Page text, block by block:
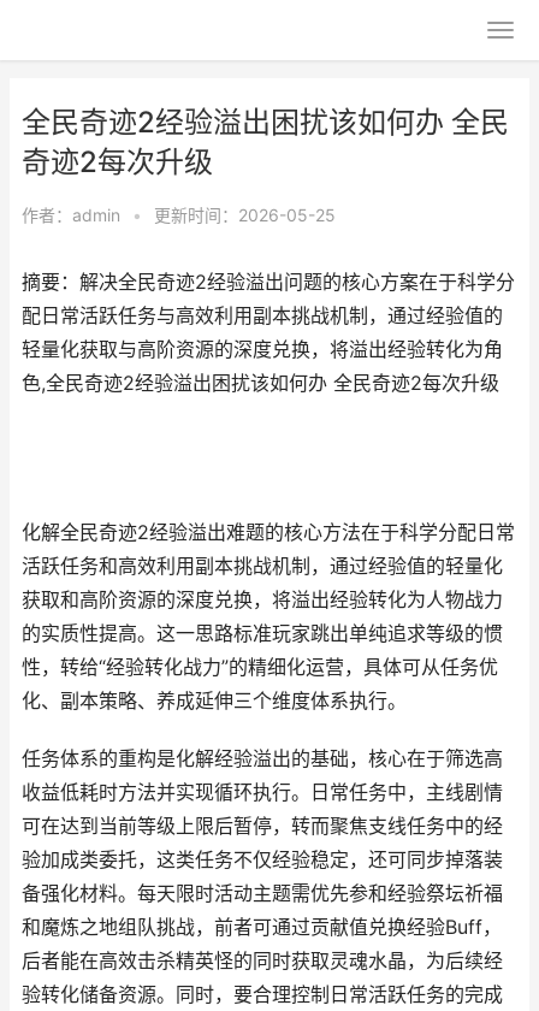
全民奇迹2经验溢出困扰该如何办 全民
奇迹2每次升级
作者： admin • 更新时间：2026-05-25
摘要：解决全民奇迹2经验溢出问题的核心方案在于科学分
配日常活跃任务与高效利用副本挑战机制，通过经验值的
轻量化获取与高阶资源的深度兑换，将溢出经验转化为角
色,全民奇迹2经验溢出困扰该如何办 全民奇迹2每次升级
化解全民奇迹2经验溢出难题的核心方法在于科学分配日常
活跃任务和高效利用副本挑战机制，通过经验值的轻量化
获取和高阶资源的深度兑换，将溢出经验转化为人物战力
的实质性提高。这一思路标准玩家跳出单纯追求等级的惯
性，转给“经验转化战力”的精细化运营，具体可从任务优
化、副本策略、养成延伸三个维度体系执行。
任务体系的重构是化解经验溢出的基础，核心在于筛选高
收益低耗时方法并实现循环执行。日常任务中，主线剧情
可在达到当前等级上限后暂停，转而聚焦支线任务中的经
验加成类委托，这类任务不仅经验稳定，还可同步掉落装
备强化材料。每天限时活动主题需优先参和经验祭坛祈福
和魔炼之地组队挑战，前者可通过贡献值兑换经验Buff，
后者能在高效击杀精英怪的同时获取灵魂水晶，为后续经
验转化储备资源。同时，要合理控制日常活跃任务的完成